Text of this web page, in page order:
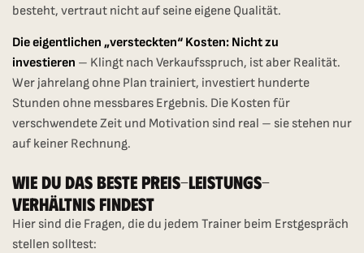
besteht, vertraut nicht auf seine eigene Qualität.
Die eigentlichen „versteckten“ Kosten: Nicht zu
investieren – Klingt nach Verkaufsspruch, ist aber Realität.
Wer jahrelang ohne Plan trainiert, investiert hunderte
Stunden ohne messbares Ergebnis. Die Kosten für
verschwendete Zeit und Motivation sind real – sie stehen nur
auf keiner Rechnung.
Wie Du Das Beste Preis-Leistungs-
Verhältnis Findest
Hier sind die Fragen, die du jedem Trainer beim Erstgespräch
stellen solltest: